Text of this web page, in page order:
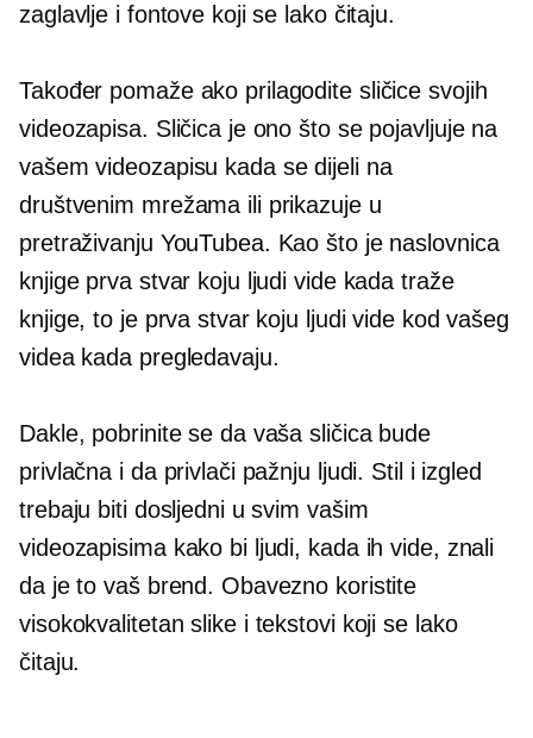
zaglavlje i fontove koji se lako čitaju.
Također pomaže ako prilagodite sličice svojih
videozapisa. Sličica je ono što se pojavljuje na
vašem videozapisu kada se dijeli na
društvenim mrežama ili prikazuje u
pretraživanju YouTubea. Kao što je naslovnica
knjige prva stvar koju ljudi vide kada traže
knjige, to je prva stvar koju ljudi vide kod vašeg
videa kada pregledavaju.
Dakle, pobrinite se da vaša sličica bude
privlačna i da privlači pažnju ljudi. Stil i izgled
trebaju biti dosljedni u svim vašim
videozapisima kako bi ljudi, kada ih vide, znali
da je to vaš brend. Obavezno koristite
visokokvalitetan slike i tekstovi koji se lako
čitaju.